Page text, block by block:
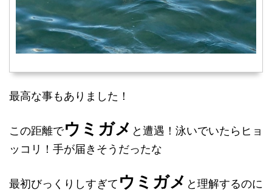
最高な事もありました！
この距離でウミガメ と遭遇！泳いでいたらヒョ
ッコリ！手が届きそうだったな
最初びっくりしすぎて ウミガメ と理解するのに